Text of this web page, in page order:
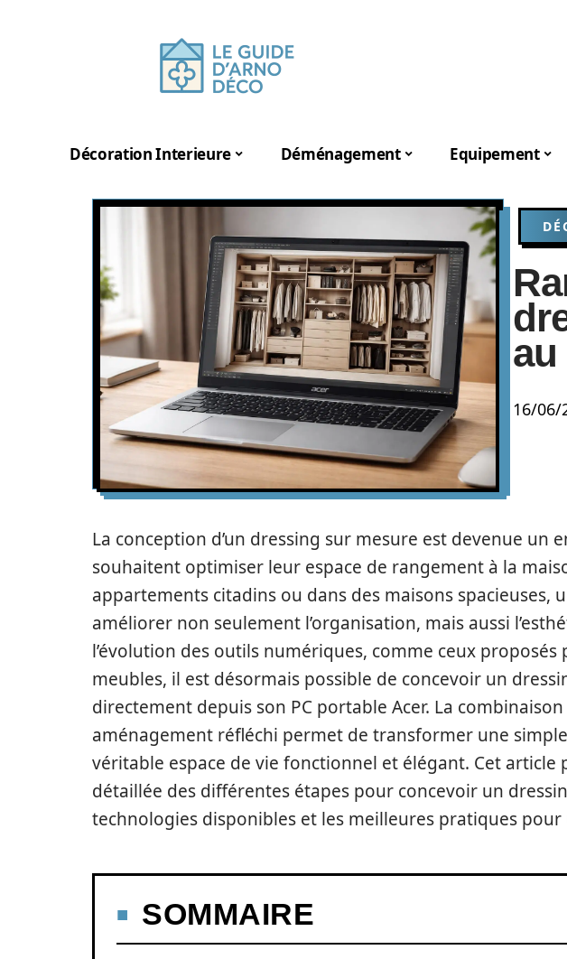
Décoration Interieure Déménagement Equipement
16/06/
La conception d’un dressing sur mesure est devenue un
souhaitent optimiser leur espace de rangement à la
appartements citadins ou dans des maisons spacieuses,
améliorer non seulement l’organisation, mais aussi
l’évolution des outils numériques, comme ceux proposés
meubles, il est désormais possible de concevoir un
directement depuis son PC portable Acer. La combinaison
aménagement réfléchi permet de transformer une
véritable espace de vie fonctionnel et élégant. Cet
détaillée des différentes étapes pour concevoir un
technologies disponibles et les meilleures pratiques
SOMMAIRE